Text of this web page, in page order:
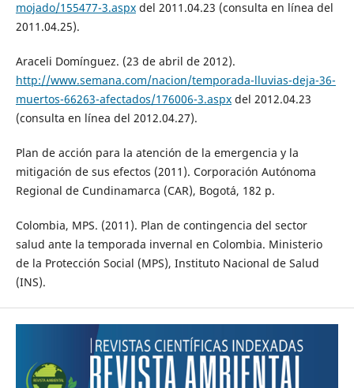
mojado/155477-3.aspxdel 2011.04.23 (consulta en línea del
2011.04.25).
Araceli Domínguez. (23 de abril de 2012).
http://www.semana.com/nacion/temporada-lluvias-deja-36-
muertos-66263-afectados/176006-3.aspxdel 2012.04.23
(consulta en línea del 2012.04.27).
Plan de acción para la atención de la emergencia y la
mitigación de sus efectos (2011). Corporación Autónoma
Regional de Cundinamarca (CAR), Bogotá, 182 p.
Colombia, MPS. (2011). Plan de contingencia del sector
salud ante la temporada invernal en Colombia. Ministerio
de la Protección Social (MPS), Instituto Nacional de Salud
(INS).